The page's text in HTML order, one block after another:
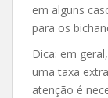
em alguns
para os
Dica: em
uma taxa
atenção é